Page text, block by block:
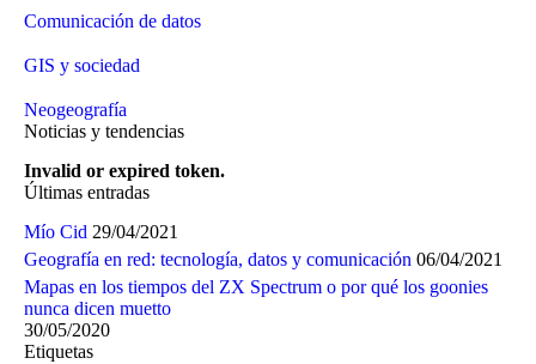
Comunicación de datos
GIS y sociedad
Neogeografía
Noticias y tendencias
Invalid or expired token.
Últimas entradas
Mío Cid 29/04/2021
Geografía en red: tecnología, datos y comunicación 06/04/2021
Mapas en los tiempos del ZX Spectrum o por qué los goonies
nunca dicen muetto
30/05/2020
Etiquetas